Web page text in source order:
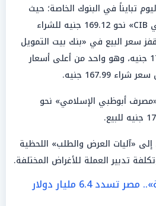
تبايناً في البنوك الخاصة؛ حيث
سجل «البنك التجاري الدولي CIB» نحو 169.12 جنيه للشراء
قفز سعر البيع في «بنك بيت التمويل
الكويتي» ليصل إلى 175.30 جنيه، وهو واحد من أعلى أسعار
167.99 جنيه.
أبوظبي الإسلامي» نحو
«آليات العرض والطلب» اللحظية
تدبير العملة للأغراض المختلفة.
«فاتورة الديون الخارجية».. مصر تسدد 6.4 مليار دولار